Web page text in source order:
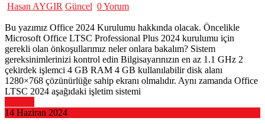
Hasan AYGIR Güncel 0 Yorum
Bu yazımız Office 2024 Kurulumu hakkında olacak. Öncelikle
Microsoft Office LTSC Professional Plus 2024 kurulumu için
gerekli olan önkoşullarımız neler onlara bakalım? Sistem
gereksinimlerinizi kontrol edin Bilgisayarınızın en az 1.1 GHz 2
çekirdek işlemci 4 GB RAM 4 GB kullanılabilir disk alanı
1280×768 çözünürlüğe sahip ekranı olmalıdır. Aynı zamanda Office
LTSC 2024 aşağıdaki işletim sistemi
14 Haziran 2024